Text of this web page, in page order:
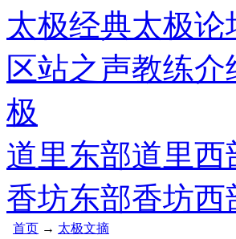
太极经典太极论
区站之声教练介
极
道里东部道里西
香坊东部香坊西
首页 → 太极文摘